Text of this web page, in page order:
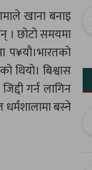
खाना बनाइ
। छोटो समयमा
प¥यौ।भारतको
बिश्वास
गर्न लागिन
बस्ने